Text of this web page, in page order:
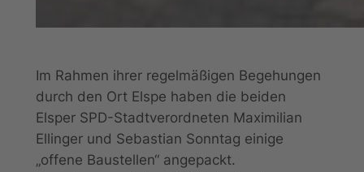
Im Rahmen ihrer regelmäßigen Begehungen
durch den Ort Elspe haben die beiden
Elsper SPD-Stadtverordneten Maximilian
Ellinger und Sebastian Sonntag einige
„offene Baustellen“ angepackt.